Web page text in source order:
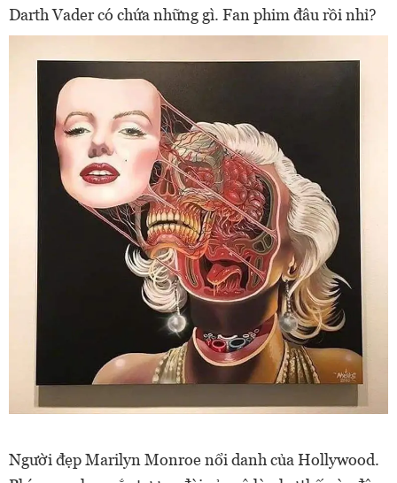
Darth Vader có chứa những gì. Fan phim đâu rồi nhỉ?
Người đẹp Marilyn Monroe nổi danh của Hollywood.